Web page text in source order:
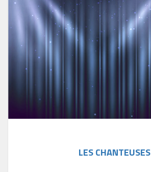
LES CHANTEUSES